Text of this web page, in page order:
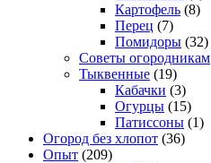
Картофель (8)
Перец (7)
Помидоры (32)
Советы огородникам
Тыквенные (19)
Кабачки (3)
Огурцы (15)
Патиссоны (1)
Огород без хлопот (36)
Опыт (209)